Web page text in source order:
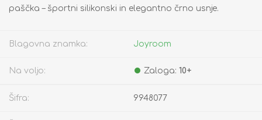
paščka – športni silikonski in elegantno črno usnje.
Blagovna znamka: Joyroom
Na voljo: Zaloga: 10+
Šifra: 9948077